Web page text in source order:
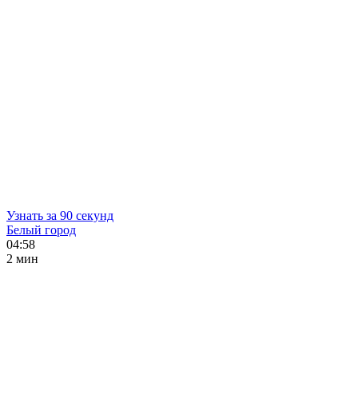
Узнать за 90 секунд
Белый город
04:58
2 мин